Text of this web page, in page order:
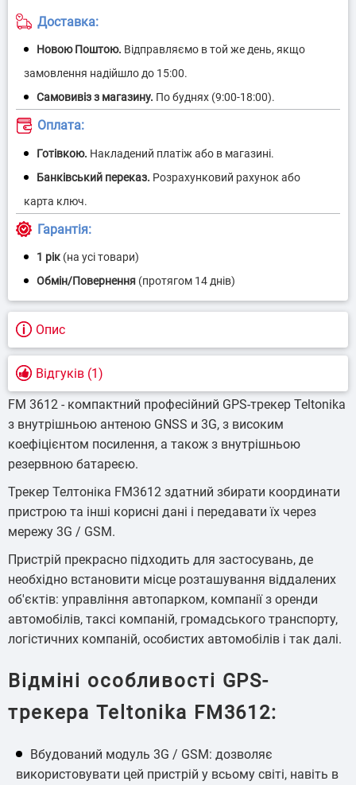
Доставка:
Оплата:
Гарантія:
1 рік (на усі товари)
Опис
Відгуків (1)
FM 3612 - компактний професійний GPS-трекер Teltonika
з внутрішньою антеною GNSS и 3G, з високим
коефіцієнтом посилення, а також з внутрішньою
резервною батареєю.
Трекер Телтоніка FM3612 здатний збирати координати
пристрою та інші корисні дані і передавати їх через
мережу 3G / GSM.
Пристрій прекрасно підходить для застосувань, де
необхідно встановити місце розташування віддалених
об'єктів: управління автопарком, компанії з оренди
автомобілів, таксі компаній, громадського транспорту,
логістичних компаній, особистих автомобілів і так далі.
Відміні особливості GPS-
трекера Teltonika FM3612:
Вбудований модуль 3G / GSM: дозволяє
використовувати цей пристрій у всьому світі, навіть в